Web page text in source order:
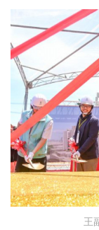
王